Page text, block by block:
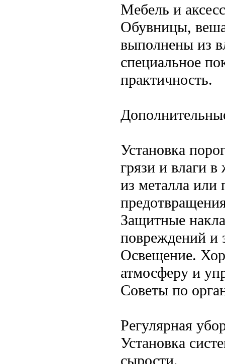
Мебель и
Обувницы,
выполнены из
специальное
практичность.
Установка
грязи и влаги
из металла или
Защитные
повреждений и
Освещение.
атмосферу и
Советы по
Регулярная
Установка
сырости.